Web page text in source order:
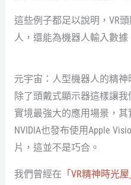
這些例子都足以說明，VR
人，還能為機器人輸入數
元宇宙：人型機器人的精神
除了頭戴式顯示器這樣讓
實境最強大的應用場景，其
NVIDIA也發布使用Apple
片，這並不是巧合。
我們曾經在 「VR精神時光屋